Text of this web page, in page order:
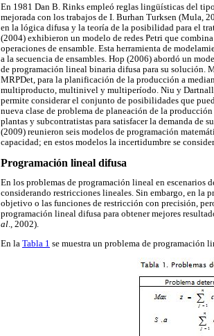
En 1981 Dan B. Rinks empleó reglas lingüísticas del tipo
mejorada con los trabajos de I. Burhan Turksen (Mula,
en la lógica difusa y la teoría de la posibilidad para el
(2004) exhibieron un modelo de redes Petri que
operaciones de ensamble. Esta herramienta de
a la secuencia de ensambles. Hop (2006) abordó un
de programación lineal binaria difusa para su solución.
MRPDet, para la planificación de la producción a
multiproducto, multinivel y multiperíodo. Niu y Dartnall
permite considerar el conjunto de posibilidades que
nueva clase de problema de planeación de la
plantas y subcontratistas para satisfacer la demanda de
(2009) reunieron seis modelos de programación
capacidad; en estos modelos la incertidumbre se
Programación lineal difusa
En los problemas de programación lineal en
considerando restricciones lineales. Sin embargo, en la
objetivo o las funciones de restricción con precisión,
programación lineal difusa para obtener mejores
al., 2002).
En la Tabla 1 se muestra un problema de programación